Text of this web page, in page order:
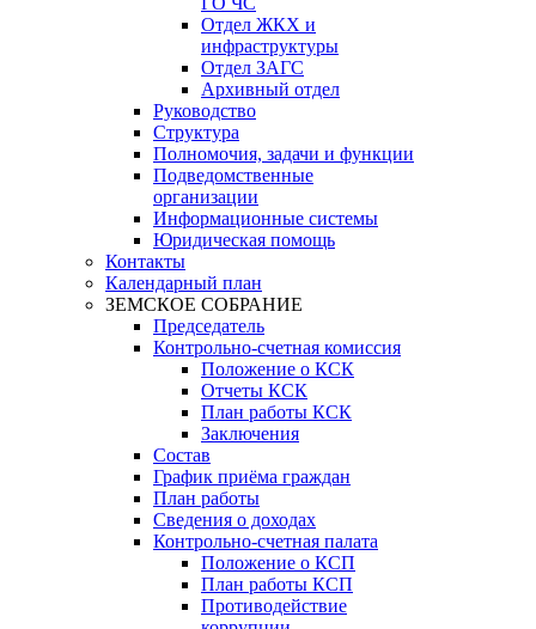
Отдел ЖКХ и
инфраструктуры
Отдел ЗАГС
Архивный отдел
Руководство
Структура
Полномочия, задачи и функции
Подведомственные
организации
Информационные системы
Юридическая помощь
Контакты
Календарный план
ЗЕМСКОЕ СОБРАНИЕ
Председатель
Контрольно-счетная комиссия
Положение о КСК
Отчеты КСК
План работы КСК
Заключения
Состав
График приёма граждан
План работы
Сведения о доходах
Контрольно-счетная палата
Положение о КСП
План работы КСП
Противодействие